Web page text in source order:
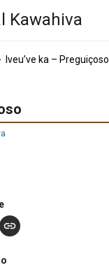
Kawahiva
Iveu’ve ka – Preguiçoso